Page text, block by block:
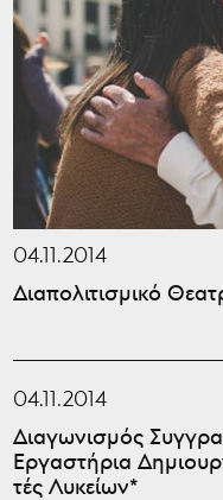
04.11.2014
Διαπολιτισμικό
04.11.2014
Διαγωνισμός
Εργαστήρια
τές Λυκείων*